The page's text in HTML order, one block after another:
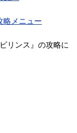
略メニュー
リンス』の攻略に